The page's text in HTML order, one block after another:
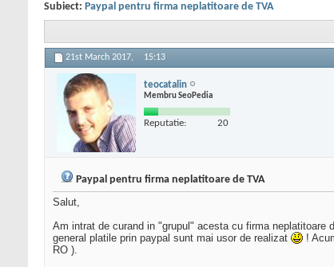
Subiect: Paypal pentru firma neplatitoare de TVA
21st March 2017, 15:13
teocatalin
Membru SeoPedia
Reputatie: 20
Paypal pentru firma neplatitoare de TVA
Salut,
Am intrat de curand in "grupul" acesta cu firma
general platile prin paypal sunt mai usor de realizat
!
RO ).